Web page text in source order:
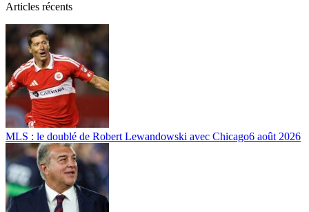
Articles récents
MLS : le doublé de Robert Lewandowski avec Chicago6 août 2026